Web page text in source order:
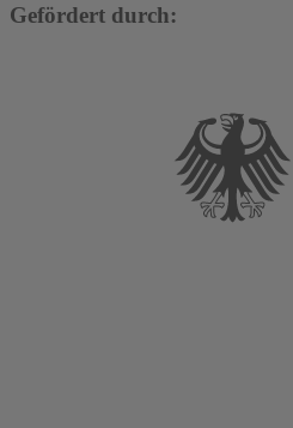
Gefördert durch: